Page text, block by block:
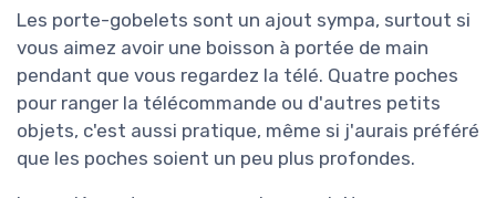
Les porte-gobelets sont un ajout sympa, surtout si
vous aimez avoir une boisson à portée de main
pendant que vous regardez la télé. Quatre poches
pour ranger la télécommande ou d'autres petits
objets, c'est aussi pratique, même si j'aurais préféré
que les poches soient un peu plus profondes.